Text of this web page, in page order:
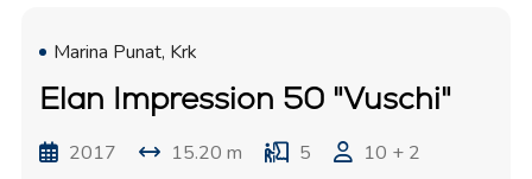
Marina Punat, Krk
Elan Impression 50 "Vuschi"
2017 15.20 m 5
10 + 2